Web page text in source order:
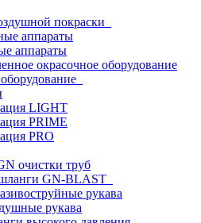
покраски
аппараты
аппараты
окрасочное оборудование
LIGHT
PRIME
PRO
очистки труб
GN-BLAST
рукава
рукава